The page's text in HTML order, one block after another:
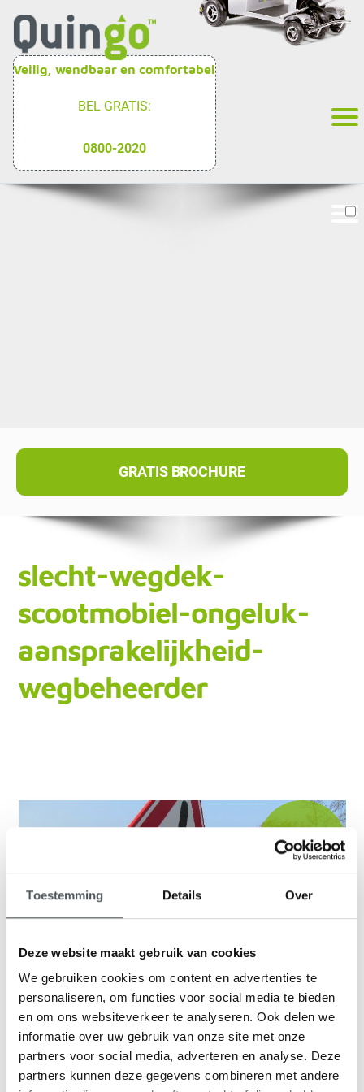
Toestemming Details Over
Deze website maakt gebruik van cookies
We gebruiken cookies om content en advertenties te
personaliseren, om functies voor social media te bieden
en om ons websiteverkeer te analyseren. Ook delen we
informatie over uw gebruik van onze site met onze
partners voor social media, adverteren en analyse. Deze
partners kunnen deze gegevens combineren met andere
Veilig, wendbaar en comfortabel
BEL GRATIS:
0800-2020
GRATIS BROCHURE
slecht-wegdek-
scootmobiel-ongeluk-
aansprakelijkheid-
wegbeheerder
9,1
klantenbeoordeling